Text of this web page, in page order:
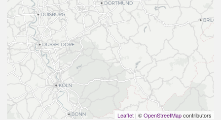
Leaflet | ©OpenStreetMapcontributors